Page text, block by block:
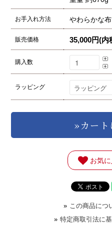
お手入れ方法 やわらかな
販売価格 35,000円(内
購入数
ラッピング
お気
» この商品につ
» 特定商取引法に